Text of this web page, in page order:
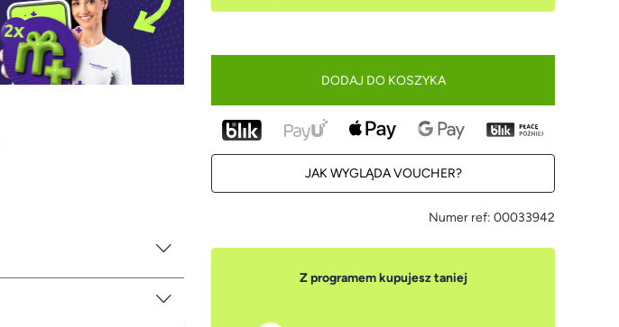
DODAJ DO KOSZYKA
JAK WYGLĄDA VOUCHER?
Numer ref: 00033942
Z programem kupujesz taniej